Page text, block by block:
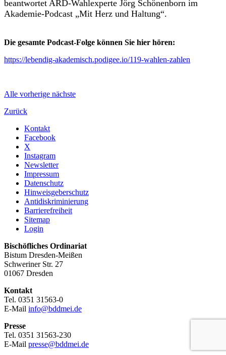
beantwortet ARD-Wahlexperte Jörg Schönenborn im
Akademie-Podcast „Mit Herz und Haltung“.
Die gesamte Podcast-Folge können Sie hier hören:
https://lebendig-akademisch.podigee.io/119-wahlen-zahlen
Alle vorherige nächste
Zurück
Kontakt
Facebook
X
Instagram
Newsletter
Impressum
Datenschutz
Hinweisgeberschutz
Antidiskriminierung
Barrierefreiheit
Sitemap
Login
Bischöfliches Ordinariat
Bistum Dresden-Meißen
Schweriner Str. 27
01067 Dresden
Kontakt
Tel. 0351 31563-0
E-Mail info@bddmei.de
Presse
Tel. 0351 31563-230
E-Mail presse@bddmei.de